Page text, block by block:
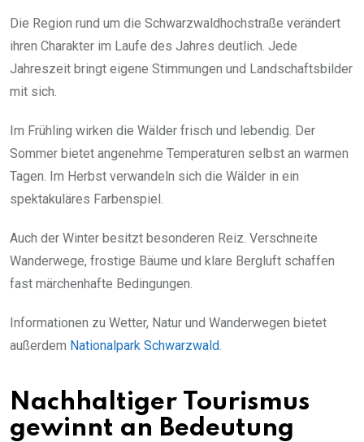
Die Region rund um die Schwarzwaldhochstraße verändert
ihren Charakter im Laufe des Jahres deutlich. Jede
Jahreszeit bringt eigene Stimmungen und Landschaftsbilder
mit sich.
Im Frühling wirken die Wälder frisch und lebendig. Der
Sommer bietet angenehme Temperaturen selbst an warmen
Tagen. Im Herbst verwandeln sich die Wälder in ein
spektakuläres Farbenspiel.
Auch der Winter besitzt besonderen Reiz. Verschneite
Wanderwege, frostige Bäume und klare Bergluft schaffen
fast märchenhafte Bedingungen.
Informationen zu Wetter, Natur und Wanderwegen bietet
außerdem Nationalpark Schwarzwald.
Nachhaltiger Tourismus
gewinnt an Bedeutung